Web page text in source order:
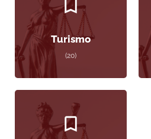
Turismo
(20)